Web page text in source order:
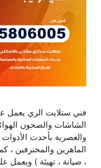
فني ستلايت الري يعمل
الشاشات والصحون
والعصرية بأحدث
الماهرين والمحترفين ،
، صيانة ، تهيئة ) ويعمل